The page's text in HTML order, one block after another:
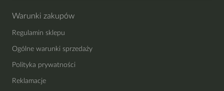
Warunki zakupów
Regulamin sklepu
Ogólne warunki sprzedaży
Polityka prywatności
Reklamacje